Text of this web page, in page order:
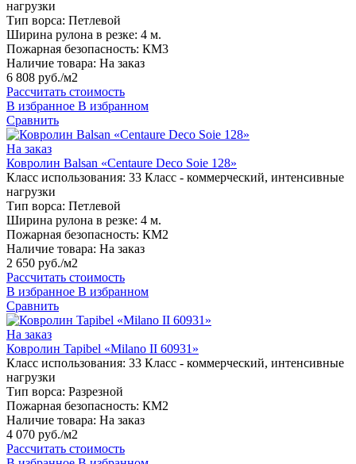
нагрузки
Тип ворса: Петлевой
Ширина рулона в резке: 4 м.
Пожарная безопасность: КМ3
Наличие товара: На заказ
6 808 руб./м2
Рассчитать стоимость
В избранное В избранном
Сравнить
На заказ
Ковролин Balsan «Centaure Deco Soie 128»
Класс использования: 33 Класс - коммерческий, интенсивные
нагрузки
Тип ворса: Петлевой
Ширина рулона в резке: 4 м.
Пожарная безопасность: КМ2
Наличие товара: На заказ
2 650 руб./м2
Рассчитать стоимость
В избранное В избранном
Сравнить
На заказ
Ковролин Tapibel «Milano II 60931»
Класс использования: 33 Класс - коммерческий, интенсивные
нагрузки
Тип ворса: Разрезной
Пожарная безопасность: КМ2
Наличие товара: На заказ
4 070 руб./м2
Рассчитать стоимость